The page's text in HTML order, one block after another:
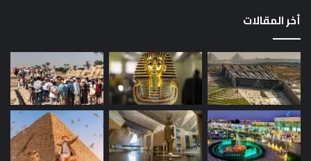
أخر المقالات